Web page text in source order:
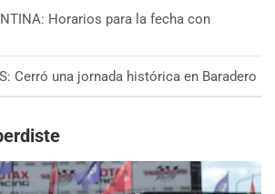
Horarios para la fecha con
Cerró una jornada histórica en Baradero